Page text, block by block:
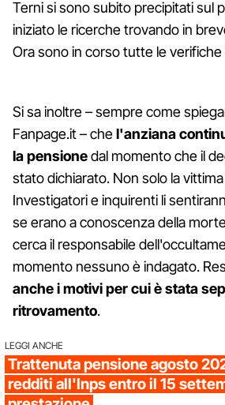
Terni si sono subito precipitati sul
iniziato le ricerche trovando in
Ora sono in corso tutte le verifiche
Si sa inoltre – sempre come
Fanpage.it – chel'anziana
la pensionedal momento che il
stato dichiarato. Non solo la
Investigatori e inquirenti li
se erano a conoscenza della
cerca il responsabile
momento nessuno è indagato.
anche i motivi per cui è stata
ritrovamento.
LEGGI ANCHE
Trattenuta pensione agosto
redditi all'Inps entro il 15